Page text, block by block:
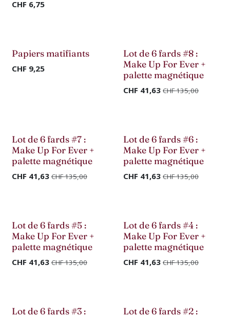
CHF 6,75
Nouveau !
Papiers matifiants
CHF 9,25 Déstockage
Lot de 6 fards #8 :
Make Up For Ever +
palette magnétique
CHF 41,63 CHF135,00
Déstockage
Lot de 6 fards #7 :
Make Up For Ever +
palette magnétique
CHF 41,63 CHF135,00
Déstockage
Lot de 6 fards #6 :
Make Up For Ever +
palette magnétique
CHF 41,63 CHF135,00
Déstockage
Lot de 6 fards #5 :
Make Up For Ever +
palette magnétique
CHF 41,63 CHF135,00
Déstockage
Lot de 6 fards #4 :
Make Up For Ever +
palette magnétique
CHF 41,63 CHF135,00
Lot de 6 fards #3 :
Lot de 6 fards #2 :